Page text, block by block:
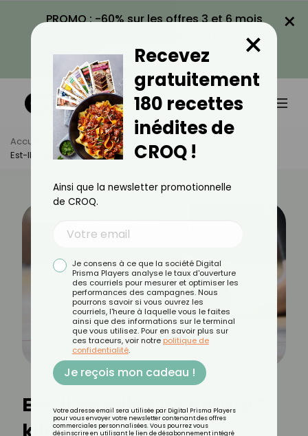
PROMO : -60% sur les offres 3 et 6 mois
VOIR LA PROMO
×
Accueil Actus
Minceur
Est-Il Possible De Perdre 3 Kilos En 1 Semaine ?
Est-il possible de perdre 3
kilos en 1 semaine ?
Recevez
gratuitement
180 recettes
inédites de
CROQ !
×
Ainsi que la newsletter promotionnelle
de CROQ.
Je consens à ce que la société Digital
Prisma Players analyse le taux d'ouverture
des courriels pour mesurer et optimiser les
performances des campagnes. Nous
pourrons savoir si vous ouvrez les
courriels, l'heure à laquelle vous le faites
ainsi que des informations sur le terminal
que vous utilisez. Pour en savoir plus sur
ces traceurs, voir notre politique de
confidentialité.
Je reçois mon cadeau !
Votre adresse email sera utilisée par Digital Prisma Players
pour vous envoyer votre newsletter contenant des offres
commerciales personnalisées. Vous pourrez vous
désinscrire en utilisant le lien de désabonnement intégré